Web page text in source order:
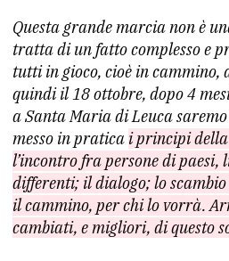
Questa grande marcia non è
tratta di un fatto complesso e
tutti in gioco, cioè in cammino,
quindi il 18 ottobre, dopo 4
a Santa Maria di Leuca
messo in pratica i principi
l’incontro fra persone di paesi,
differenti; il dialogo; lo scambio
il cammino, per chi lo vorrà.
cambiati, e migliori, di questo